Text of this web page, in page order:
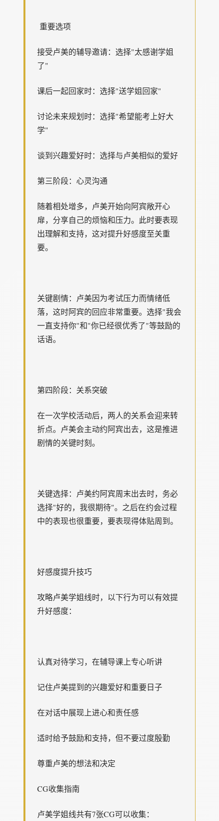
重要选项
接受卢美的辅导邀请：选择"太感谢学姐
了"
课后一起回家时：选择"送学姐回家"
讨论未来规划时：选择"希望能考上好大
学"
谈到兴趣爱好时：选择与卢美相似的爱好
第三阶段：心灵沟通
随着相处增多，卢美开始向阿宾敞开心
扉，分享自己的烦恼和压力。此时要表现
出理解和支持，这对提升好感度至关重
要。
关键剧情：卢美因为考试压力而情绪低
落，这时阿宾的回应非常重要。选择"我会
一直支持你"和"你已经很优秀了"等鼓励的
话语。
第四阶段：关系突破
在一次学校活动后，两人的关系会迎来转
折点。卢美会主动约阿宾出去，这是推进
剧情的关键时刻。
关键选择：卢美约阿宾周末出去时，务必
选择"好的，我很期待"。之后在约会过程
中的表现也很重要，要表现得体贴周到。
好感度提升技巧
攻略卢美学姐线时，以下行为可以有效提
升好感度：
认真对待学习，在辅导课上专心听讲
记住卢美提到的兴趣爱好和重要日子
在对话中展现上进心和责任感
适时给予鼓励和支持，但不要过度殷勤
尊重卢美的想法和决定
CG收集指南
卢美学姐线共有7张CG可以收集：